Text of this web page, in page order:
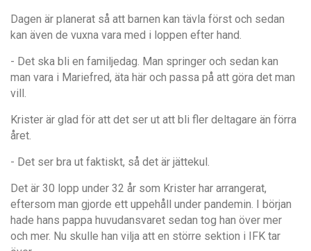
Dagen är planerat så att barnen kan tävla först och sedan
kan även de vuxna vara med i loppen efter hand.
- Det ska bli en familjedag. Man springer och sedan kan
man vara i Mariefred, äta här och passa på att göra det man
vill.
Krister är glad för att det ser ut att bli fler deltagare än förra
året.
- Det ser bra ut faktiskt, så det är jättekul.
Det är 30 lopp under 32 år som Krister har arrangerat,
eftersom man gjorde ett uppehåll under pandemin. I början
hade hans pappa huvudansvaret sedan tog han över mer
och mer. Nu skulle han vilja att en större sektion i IFK tar